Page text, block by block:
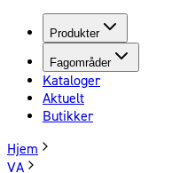
Produkter
Fagområder
Kataloger
Aktuelt
Butikker
Hjem
VA